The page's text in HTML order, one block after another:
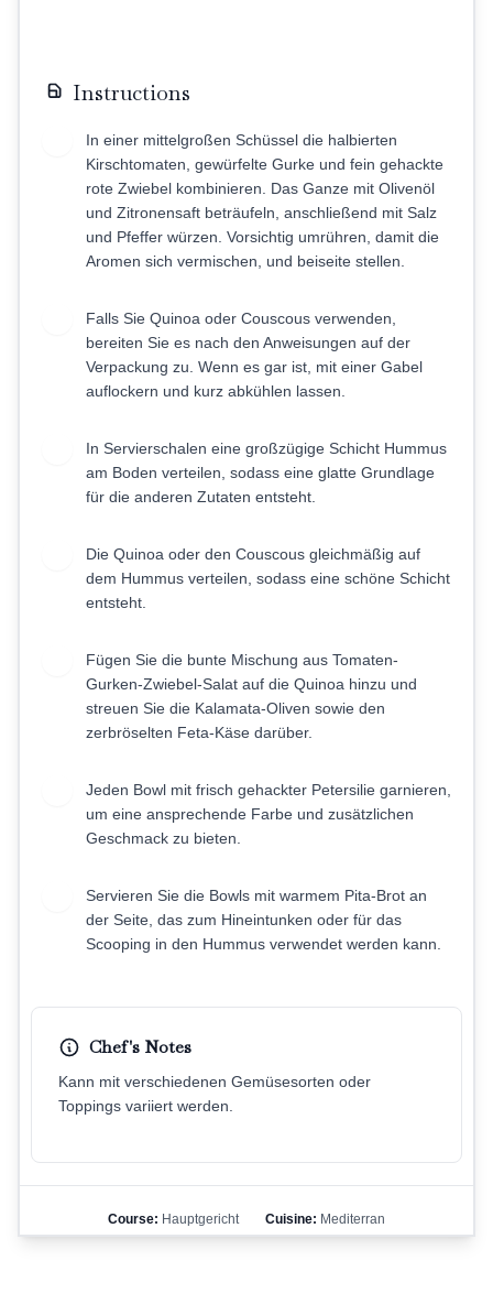
Instructions
In einer mittelgroßen Schüssel die halbierten
Kirschtomaten, gewürfelte Gurke und fein gehackte
rote Zwiebel kombinieren. Das Ganze mit Olivenöl
und Zitronensaft beträufeln, anschließend mit Salz
und Pfeffer würzen. Vorsichtig umrühren, damit die
Aromen sich vermischen, und beiseite stellen.
Falls Sie Quinoa oder Couscous verwenden,
bereiten Sie es nach den Anweisungen auf der
Verpackung zu. Wenn es gar ist, mit einer Gabel
auflockern und kurz abkühlen lassen.
In Servierschalen eine großzügige Schicht Hummus
am Boden verteilen, sodass eine glatte Grundlage
für die anderen Zutaten entsteht.
Die Quinoa oder den Couscous gleichmäßig auf
dem Hummus verteilen, sodass eine schöne Schicht
entsteht.
Fügen Sie die bunte Mischung aus Tomaten-
Gurken-Zwiebel-Salat auf die Quinoa hinzu und
streuen Sie die Kalamata-Oliven sowie den
zerbröselten Feta-Käse darüber.
Jeden Bowl mit frisch gehackter Petersilie garnieren,
um eine ansprechende Farbe und zusätzlichen
Geschmack zu bieten.
Servieren Sie die Bowls mit warmem Pita-Brot an
der Seite, das zum Hineintunken oder für das
Scooping in den Hummus verwendet werden kann.
Chef's Notes
Kann mit verschiedenen Gemüsesorten oder
Toppings variiert werden.
Course: Hauptgericht Cuisine: Mediterran